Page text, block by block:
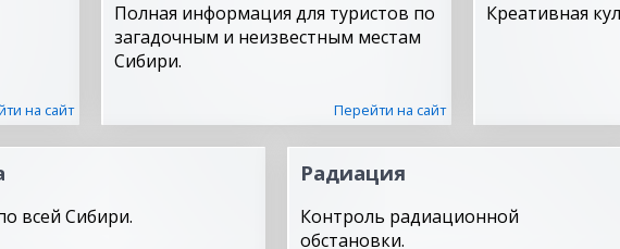
на сайт
Полная информация для туристов по
загадочным и неизвестным местам
Сибири.
Перейти на сайт
Креативная
всей Сибири.
Радиация
Контроль радиационной
обстановки.